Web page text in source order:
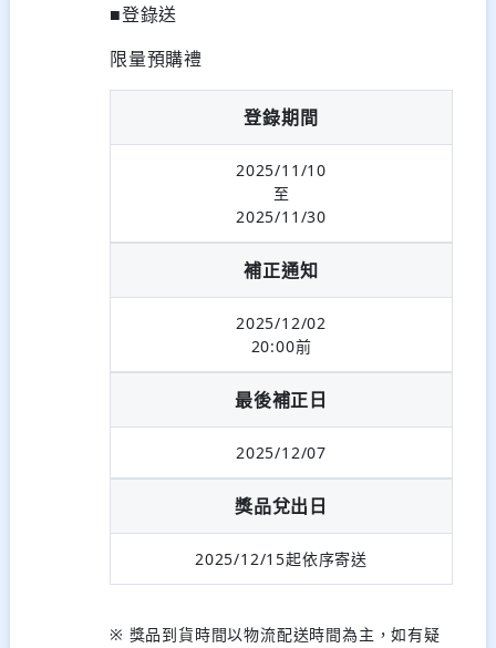
■登錄送
限量預購禮
登錄期間
2025/11/10
至
2025/11/30
補正通知
2025/12/02
20:00前
最後補正日
2025/12/07
獎品兌出日
2025/12/15起依序寄送
※ 獎品到貨時間以物流配送時間為主，如有疑